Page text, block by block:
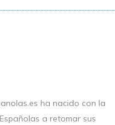
ha nacido con la
a retomar sus